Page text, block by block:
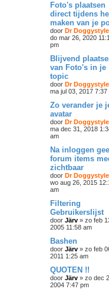
Foto's plaatsen
direct tijdens
maken van je
door Dr Doggystyle
do mar 26, 2020
pm
Blijvend
van Foto's in je
topic
door Dr Doggystyle
ma jul 03, 2017 7:37
Zo verander je
avatar
door Dr Doggystyle
ma dec 31, 2018
am
Na inloggen
forum items
zichtbaar
door Dr Doggystyle
wo aug 26, 2015
am
Filtering
Gebruikerslijst
door Järv » zo feb
2005 11:58 am
Bashen
door Järv » zo feb
2011 1:25 am
QUOTEN !!
door Järv » zo dec
2004 7:47 pm